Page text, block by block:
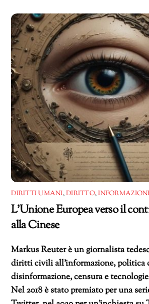
corso…
DIRITTI UMANI,DIRITTO,
L’Unione Europea verso il
alla Cinese
Markus Reuter è un giornalista
diritti civili all’informazione, politica
disinformazione, censura e
Nel 2018 è stato premiato per una